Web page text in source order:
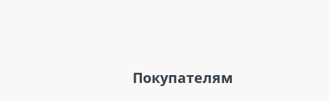
Покупателям